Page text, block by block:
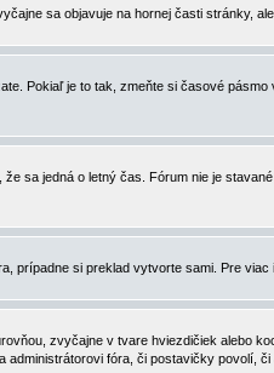
sa objavuje na hornej časti stránky,
Pokiaľ je to tak, zmeňte si časové
jedná o letný čas. Fórum nie je
prípadne si preklad vytvorte sami. Pre
zvyčajne v tvare hviezdičiek alebo
fóra, či postavičky povolí,